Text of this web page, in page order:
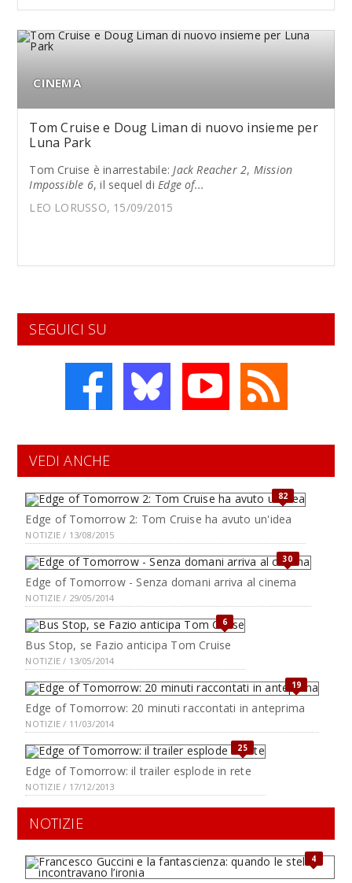
CINEMA
Tom Cruise e Doug Liman di nuovo insieme per
Luna Park
Tom Cruise è inarrestabile:Jack Reacher 2, Mission
Impossible 6, il sequel diEdge of...
LEO LORUSSO, 15/09/2015
SEGUICI SU
VEDI ANCHE
82
Edge of Tomorrow 2: Tom Cruise ha avuto un'idea
NOTIZIE / 13/08/2015
30
Edge of Tomorrow - Senza domani arriva al cinema
NOTIZIE / 29/05/2014
6
Bus Stop, se Fazio anticipa Tom Cruise
NOTIZIE / 13/05/2014
19
Edge of Tomorrow: 20 minuti raccontati in anteprima
NOTIZIE / 11/03/2014
25
Edge of Tomorrow: il trailer esplode in rete
NOTIZIE / 17/12/2013
NOTIZIE
4